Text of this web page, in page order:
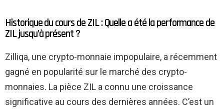
Historique du cours de ZIL : Quelle a été la performance de
ZIL jusqu’à présent ?
Zilliqa, une crypto-monnaie impopulaire, a récemment
gagné en popularité sur le marché des crypto-
monnaies. La pièce ZIL a connu une croissance
significative au cours des dernières années. C’est un